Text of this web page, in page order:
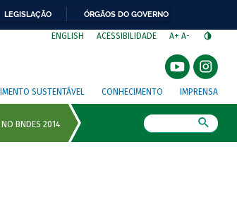
LEGISLAÇÃO ÓRGÃOS DO GOVERNO
ENGLISH ACESSIBILIDADE A+ A-
SUSTENTÁVEL CONHECIMENTO IMPRENSA